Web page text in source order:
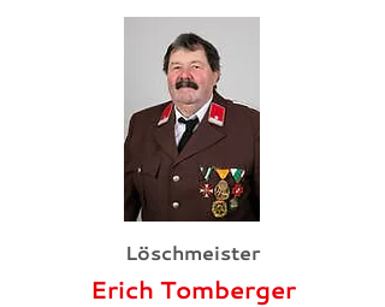
Löschmeister
Erich Tomberger